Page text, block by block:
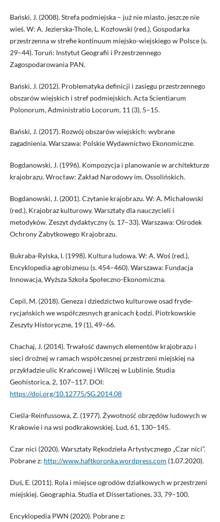
Bański, J. (2008). Strefa podmiejska – już nie miasto, jeszcze nie
wieś. W: A. Jezierska-Thole, L. Kozłowski (red.), Gospodarka
przestrzenna w strefie kontinuum miejsko-wiejskiego w Polsce (s.
29–44). Toruń: Instytut Geografii i Przestrzennego
Zagospodarowania PAN.
Bański, J. (2012). Problematyka definicji i zasięgu przestrzennego
obszarów wiejskich i stref podmiejskich. Acta Scientiarum
Polonorum, Administratio Locorum, 11 (3), 5–15.
Bański, J. (2017). Rozwój obszarów wiejskich: wybrane
zagadnienia. Warszawa: Polskie Wydawnictwo Ekonomiczne.
Bogdanowski, J. (1996). Kompozycja i planowanie w architekturze
krajobrazu. Wrocław: Zakład Narodowy im. Ossolińskich.
Bogdanowski, J. (2001). Czytanie krajobrazu. W: A. Michałowski
(red.), Krajobraz kulturowy. Warsztaty dla nauczycieli i
metodyków. Zeszyt dydaktyczny (s. 17–33). Warszawa: Ośrodek
Ochrony Zabytkowego Krajobrazu.
Bukraba-Rylska, I. (1998). Kultura ludowa. W: A. Woś (red.),
Encyklopedia agrobiznesu (s. 454–460). Warszawa: Fundacja
Innowacja, Wyższa Szkoła Społeczno-Ekonomiczna.
Cepil, M. (2018). Geneza i dziedzictwo kulturowe osad fryde-
rycjańskich we współczesnych granicach Łodzi. Piotrkowskie
Zeszyty Historyczne, 19 (1), 49–66.
Chachaj, J. (2014). Trwałość dawnych elementów krajobrazu i
sieci drożnej w ramach współczesnej przestrzeni miejskiej na
przykładzie ulic Krańcowej i Wilczej w Lublinie. Studia
Geohistorica, 2, 107–117. DOI:
https://doi.org/10.12775/SG.2014.08
Cieśla-Reinfussowa, Z. (1977). Żywotność obrzędów ludowych w
Krakowie i na wsi podkrakowskiej. Lud, 61, 130–145.
Czar nici (2020). Warsztaty Rękodzieła Artystycznego „Czar nici”.
Pobrane z: http://www.haftkoronka.wordpress.com (1.07.2020).
Duś, E. (2011). Rola i miejsce ogrodów działkowych w przestrzeni
miejskiej. Geographia. Studia et Dissertationes, 33, 79–100.
Encyklopedia PWN (2020). Pobrane z: